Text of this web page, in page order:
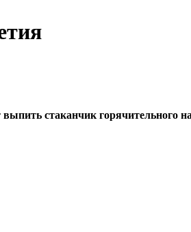
стаканчик горячительного